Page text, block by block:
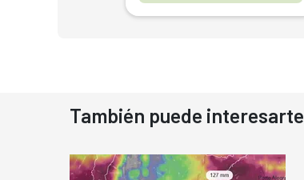
También puede interesarte